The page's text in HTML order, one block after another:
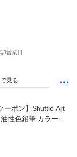
3営業日
見る
ーポン】Shuttle Art
性色鉛筆 カラーペ
リック色 イラスト
レゼント 入学お祝